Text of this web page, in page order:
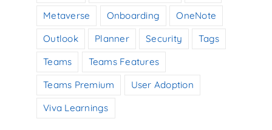
Metaverse
Onboarding
OneNote
Outlook
Planner Security
Tags
Teams
Teams Features
Teams Premium
User Adoption
Viva Learnings